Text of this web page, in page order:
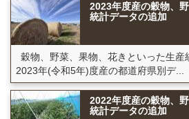
2023年度産の穀物、
統計データの追加
穀物、野菜、果物、花きといった生産
2023年(令和5年)度産の都道府県別デ...
2022年度産の穀物、
統計データの追加